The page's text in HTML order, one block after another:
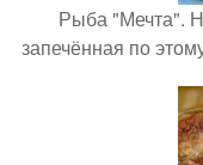
Рыба "Мечта".
запечённая по